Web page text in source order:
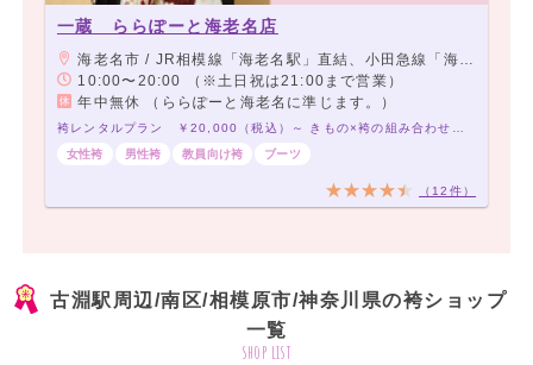
一蔵 ららぽーと海老名店
海老名市 / JR相模線「海老名駅」直結、小田急線「海老名駅」より徒歩3分、相模鉄道本線「海老名駅」より徒歩4分
10:00〜20:00 （※土日祝は21:00まで営業）
年中無休 （ららぽーと海老名に準じます。）
女性袴
男性袴 教員向け袴 ブーツ
（12件）
古淵駅周辺/南区/相模原市/神奈川県の袴ショップ
一覧
shop list